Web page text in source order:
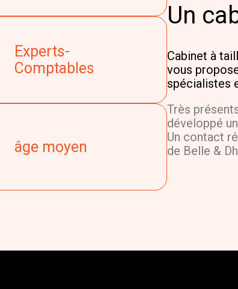
Experts-
Comptables
âge moyen
Un
Cabinet à
vous
spécialistes
Très
développé
Un contact
de Belle &